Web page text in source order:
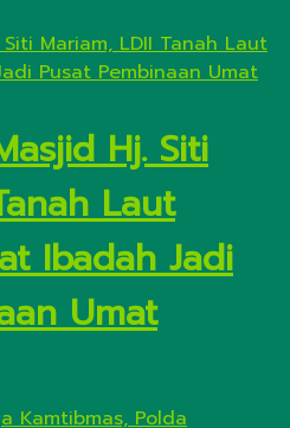
Hj. Siti
Laut
Ibadah Jadi
Umat